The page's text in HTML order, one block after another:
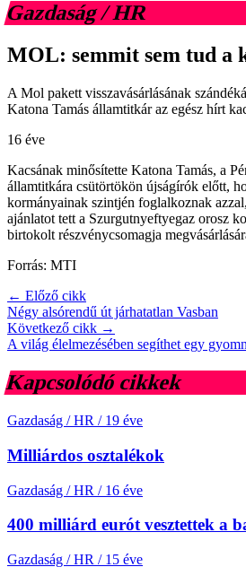
Gazdaság / HR
MOL: semmit sem tud a
A Mol pakett visszavásárlásának
Katona Tamás államtitkár az egész hírt
16 éve
Kacsának minősítette Katona Tamás, a
államtitkára csütörtökön újságírók előtt,
kormányainak szintjén foglalkoznak
ajánlatot tett a Szurgutnyeftyegaz orosz
birtokolt részvénycsomagja
Forrás: MTI
← Előző cikk
Négy alsórendű út járhatatlan Vasban
Következő cikk →
A világ élelmezésében segíthet egy
Kapcsolódó cikkek
Gazdaság / HR / 19 éve
Milliárdos osztalékok
Gazdaság / HR / 16 éve
400 milliárd eurót vesztettek a
Gazdaság / HR / 15 éve